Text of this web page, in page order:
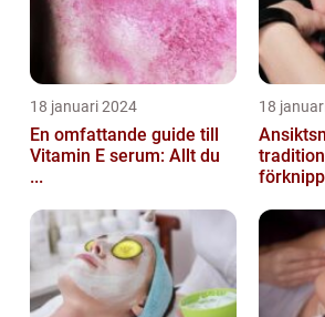
18 januari 2024
En omfattande guide till
Vitamin E serum: Allt du
...
18